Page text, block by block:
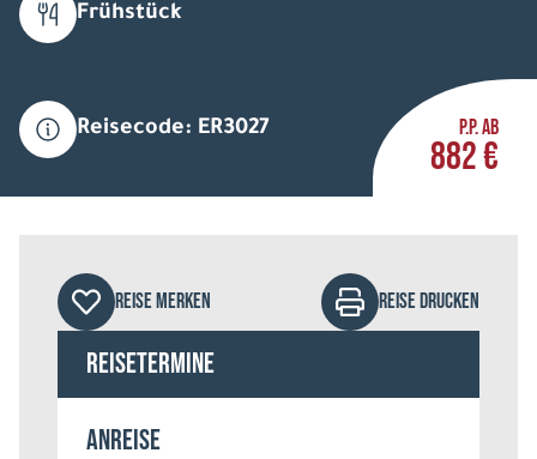
Frühstück
Reisecode: ER3027 P.P. AB
882 €
REISE MERKEN REISE DRUCKEN
Reisetermine
Anreise